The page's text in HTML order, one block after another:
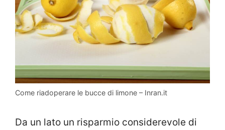
Come riadoperare le bucce di limone – Inran.it
Da un lato un risparmio considerevole di